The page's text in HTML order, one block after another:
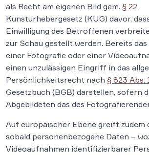
als Recht am eigenen Bild gem. § 22
Kunsturhebergesetz (KUG) davor,
Einwilligung des Betroffenen
zur Schau gestellt werden. Bereits
einer Fotografie oder einer
einen unzulässigen Eingriff in das
Persönlichkeitsrecht nach § 823 Abs.
Gesetzbuch (BGB) darstellen, sofern
Abgebildeten das des
Auf europäischer Ebene greift zudem
sobald personenbezogene Daten –
Videoaufnahmen identifizierbarer